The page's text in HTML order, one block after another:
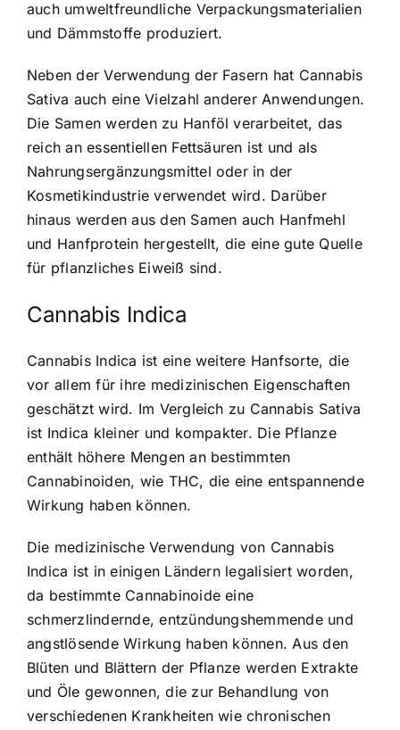
auch umweltfreundliche Verpackungsmaterialien
und Dämmstoffe produziert.
Neben der Verwendung der Fasern hat Cannabis
Sativa auch eine Vielzahl anderer Anwendungen.
Die Samen werden zu Hanföl verarbeitet, das
reich an essentiellen Fettsäuren ist und als
Nahrungsergänzungsmittel oder in der
Kosmetikindustrie verwendet wird. Darüber
hinaus werden aus den Samen auch Hanfmehl
und Hanfprotein hergestellt, die eine gute Quelle
für pflanzliches Eiweiß sind.
Cannabis Indica
Cannabis Indica ist eine weitere Hanfsorte, die
vor allem für ihre medizinischen Eigenschaften
geschätzt wird. Im Vergleich zu Cannabis Sativa
ist Indica kleiner und kompakter. Die Pflanze
enthält höhere Mengen an bestimmten
Cannabinoiden, wie THC, die eine entspannende
Wirkung haben können.
Die medizinische Verwendung von Cannabis
Indica ist in einigen Ländern legalisiert worden,
da bestimmte Cannabinoide eine
schmerzlindernde, entzündungshemmende und
angstlösende Wirkung haben können. Aus den
Blüten und Blättern der Pflanze werden Extrakte
und Öle gewonnen, die zur Behandlung von
verschiedenen Krankheiten wie chronischen